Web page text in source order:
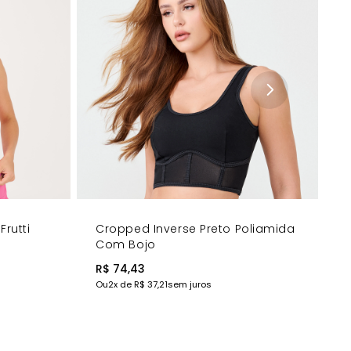
Cropped Inverse Preto Poliamida
Com Bojo
R$ 74,43
Ou2x deR$ 37,21sem juros